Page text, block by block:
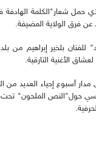
حمل شعار"الكلمة الهادفة
عن فرق الولاية المضيفة.
بلخير إبراهيم من
الأغنية التارقية.
أسبوع إحياء العديد
حول"النص الملحون"